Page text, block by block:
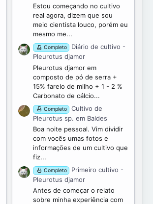
Estou começando no cultivo
real agora, dizem que sou
meio cientista louco, porém eu
mesmo me...
Completo
Diário de cultivo -
Pleurotus djamor
Pleurotus djamor em
composto de pó de serra +
15% farelo de milho + 1 - 2 %
Carbonato de cálcio...
Completo
Cultivo de
Pleurotus sp. em Baldes
Boa noite pessoal. Vim dividir
com vocês umas fotos e
informações de um cultivo que
fiz...
Completo
Primeiro cultivo -
Pleurotus djamor
Antes de começar o relato
sobre minha experiência com